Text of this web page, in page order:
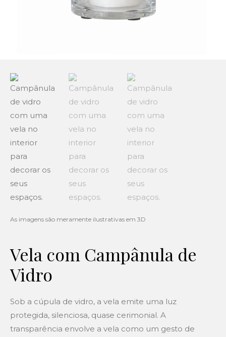
Vela com Campânula de
Vidro
Sob a cúpula de vidro, a vela emite uma luz
protegida, silenciosa, quase cerimonial. A
transparência envolve a vela como um gesto de